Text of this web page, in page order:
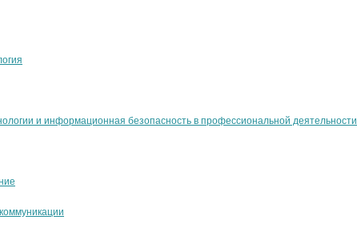
и информационная безопасность в профессиональной деятельности